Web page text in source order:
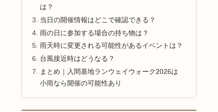
は？
当日の開催情報はどこで確認できる？
雨の日に参加する場合の持ち物は？
雨天時に変更される可能性があるイベントは？
台風接近時はどうなる？
まとめ｜入間基地ランウェイウォーク2026は
小雨なら開催の可能性あり